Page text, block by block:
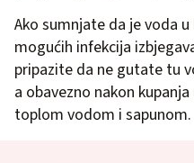
Ako sumnjate da je voda
mogućih infekcija
pripazite da ne gutate tu
a obavezno nakon
toplom vodom i sapunom.